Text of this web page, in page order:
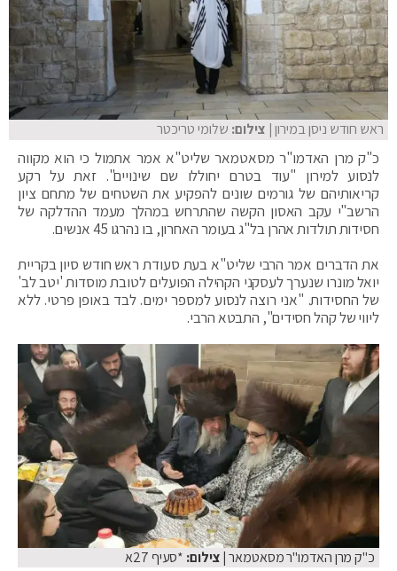
ראש חודש ניסן במירון| צילום: שלומי טריכטר
כ"ק מרן האדמו"ר מסאטמאר שליט"א אמר אתמול כי הוא מקווה
לנסוע למירון "עוד בטרם יחוללו שם שינויים". זאת על רקע
קריאותיהם של גורמים שונים להפקיע את השטחים של מתחם ציון
הרשב"י עקב האסון הקשה שהתרחש במהלך מעמד ההדלקה של
חסידות תולדות אהרן בל"ג בעומר האחרון, בו נהרגו 45 אנשים.
את הדברים אמר הרבי שליט"א בעת סעודת ראש חודש סיון בקריית
יואל מונרו שנערך לעסקני הקהילה הפועלים לטובת מוסדות 'יטב לב'
של החסידות. "אני רוצה לנסוע למספר ימים. לבד באופן פרטי. ללא
ליווי של קהל חסידים", התבטא הרבי.
כ"ק מרן האדמו"ר מסאטמאר| צילום: *סעיף 27א